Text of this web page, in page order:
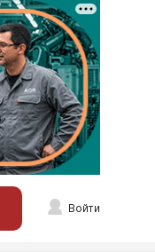
Войти